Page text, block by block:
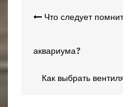
Навигация
записям
Что следует
аквариума?
Как выбрать